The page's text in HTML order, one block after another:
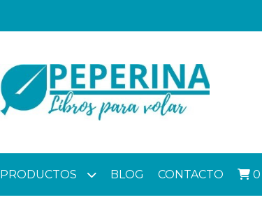
PRODUCTOS BLOG CONTACTO 0